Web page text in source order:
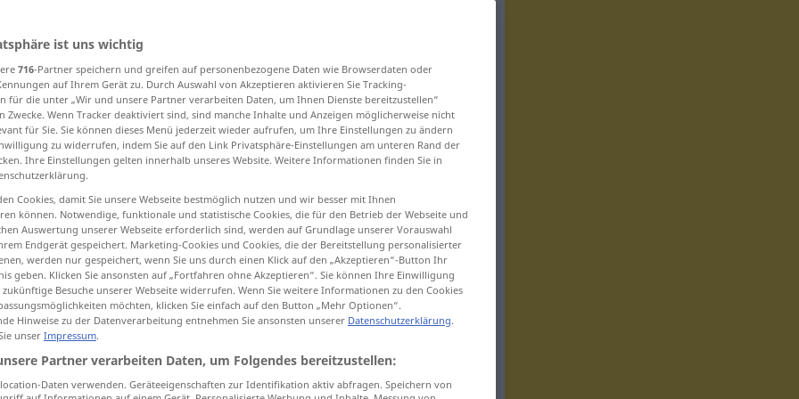
provisional, preliminary
) vorläufig vorübergehend
das istnurein vorläufiger Zustand
ist uns wichtig
716-Partner speichern und greifen auf personenbezogene Daten wie Browserdaten oder
auf Ihrem Gerät zu. Durch Auswahl von Akzeptieren aktivieren Sie Tracking-
für die unter „Wir und unsere Partner verarbeiten Daten, um Ihnen Dienste bereitzustellen“
Zwecke. Wenn Tracker deaktiviert sind, sind manche Inhalte und Anzeigen möglicherweise nicht
für Sie. Sie können dieses Menü jederzeit wieder aufrufen, um Ihre Einstellungen zu ändern
zu widerrufen, indem Sie auf den Link Privatsphäre-Einstellungen am unteren Rand der
Ihre Einstellungen gelten innerhalb unseres Website. Weitere Informationen finden Sie in
Cookies, damit Sie unsere Webseite bestmöglich nutzen und wir besser mit Ihnen
können. Notwendige, funktionale und statistische Cookies, die für den Betrieb der Webseite und
Auswertung unserer Webseite erforderlich sind, werden auf Grundlage unserer Vorauswahl
Endgerät gespeichert. Marketing-Cookies und Cookies, die der Bereitstellung personalisierter
werden nur gespeichert, wenn Sie uns durch einen Klick auf den „Akzeptieren“-Button Ihr
geben. Klicken Sie ansonsten auf „Fortfahren ohne Akzeptieren“. Sie können Ihre Einwilligung
Besuche unserer Webseite widerrufen. Wenn Sie weitere Informationen zu den Cookies
möchten, klicken Sie einfach auf den Button „Mehr Optionen“.
Hinweise zu der Datenverarbeitung entnehmen Sie ansonsten unserer Datenschutzerklärung.
unser Impressum.
Partner verarbeiten Daten, um Folgendes bereitzustellen:
Daten verwenden. Geräteeigenschaften zur Identifikation aktiv abfragen. Speichern von